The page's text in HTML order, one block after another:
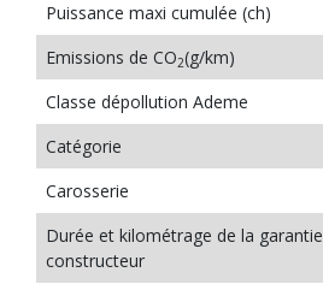
Puissance maxi cumulée (ch)
Emissions de CO2(g/km)
Classe dépollution Ademe
Catégorie
Carosserie
Durée et kilométrage de la garantie
constructeur